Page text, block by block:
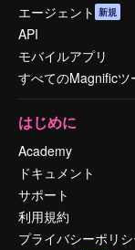
エージェント 新規
API
モバイルアプリ
すべてのMagnificツ
はじめに
Academy
ドキュメント
サポート
利用規約
プライバシーポリ